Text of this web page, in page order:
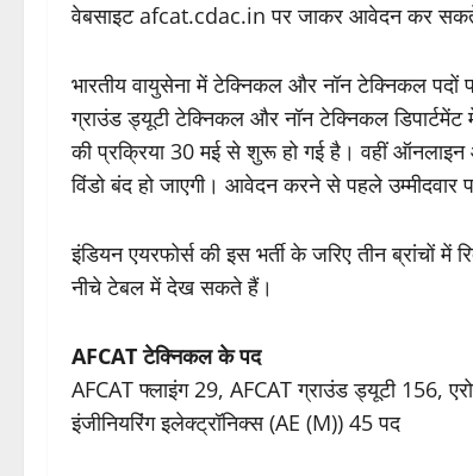
वेबसाइट afcat.cdac.in पर जाकर आवेदन कर
भारतीय वायुसेना में टेक्निकल और नॉन टेक्निकल पदों
ग्राउंड ड्यूटी टेक्निकल और नॉन टेक्निकल डिपार्टमेंट
की प्रक्रिया 30 मई से शुरू हो गई है। वहीं
विंडो बंद हो जाएगी। आवेदन करने से पहले
इंडियन एयरफोर्स की इस भर्ती के जरिए तीन ब्रांचों में
नीचे टेबल में देख सकते हैं।
AFCAT टेक्निकल के पद
AFCAT फ्लाइंग 29, AFCAT ग्राउंड ड्यूटी 156,
इंजीनियरिंग इलेक्ट्रॉनिक्स (AE (M)) 45 पद